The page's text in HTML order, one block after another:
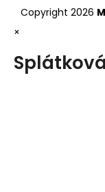
Copyright 2026
×